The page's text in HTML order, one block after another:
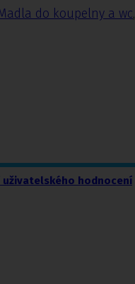
do koupelny a wc,
uživatelského hodnocení